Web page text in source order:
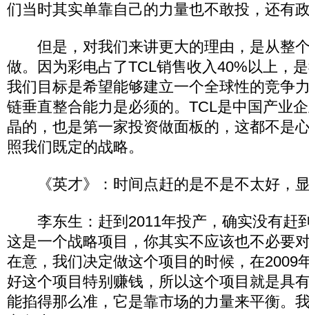
们当时其实单靠自己的力量也不敢投，还有
但是，对我们来讲更大的理由，是从整
做。因为彩电占了TCL销售收入40%以上，
我们目标是希望能够建立一个全球性的竞争
链垂直整合能力是必须的。TCL是中国产业
晶的，也是第一家投资做面板的，这都不是
照我们既定的战略。
《英才》：时间点赶的是不是不太好，
李东生：赶到2011年投产，确实没有赶
这是一个战略项目，你其实不应该也不必要
在意，我们决定做这个项目的时候，在2009
好这个项目特别赚钱，所以这个项目就是具
能掐得那么准，它是靠市场的力量来平衡。